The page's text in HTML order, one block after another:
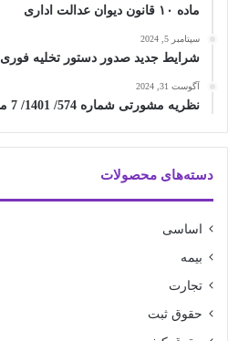
ماده ۱۰ قانون دیوان عدالت اداری
سپتامبر 5, 2024
شرایط جدید صدور دستور تخلیه فوری
آگوست 31, 2024
نظریه مشورتی شماره 574/ 1401/ 7 مورخ 6/ 7/ 1401
دسته‌های محصولات
اساسی
بیمه
تجارت
حقوق ثبت